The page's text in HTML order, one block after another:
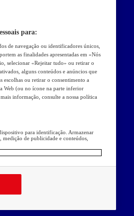
para:
de navegação ou identificadores únicos,
as finalidades apresentadas em «Nós
selecionar «Rejeitar tudo» ou retirar o
alguns conteúdos e anúncios que
escolhas ou retirar o consentimento a
Web (ou no ícone na parte inferior
informação, consulte a nossa política
para identificação. Armazenar
de publicidade e conteúdos,